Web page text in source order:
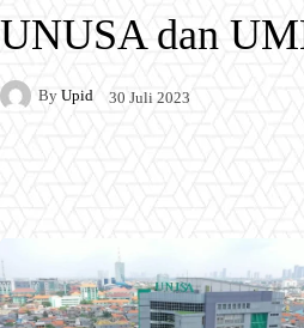
UNUSA dan
By Upid 30 Juli 2023